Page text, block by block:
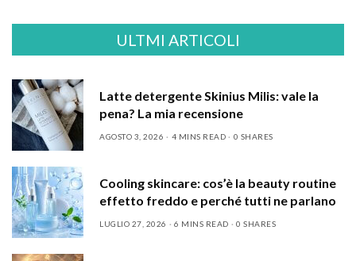
ULTMI ARTICOLI
Latte detergente Skinius Milis: vale la
pena? La mia recensione
AGOSTO 3, 2026 4 MINS READ 0 SHARES
Cooling skincare: cos’è la beauty routine
effetto freddo e perché tutti ne parlano
LUGLIO 27, 2026 6 MINS READ 0 SHARES